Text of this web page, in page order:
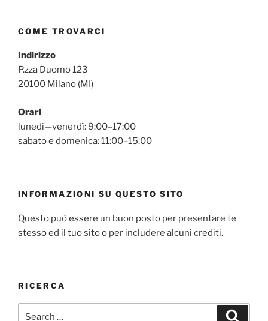
COME TROVARCI
Indirizzo
P.zza Duomo 123
20100 Milano (MI)
Orari
lunedì—venerdì: 9:00–17:00
sabato e domenica: 11:00–15:00
INFORMAZIONI SU QUESTO SITO
Questo può essere un buon posto per presentare te
stesso ed il tuo sito o per includere alcuni crediti.
RICERCA